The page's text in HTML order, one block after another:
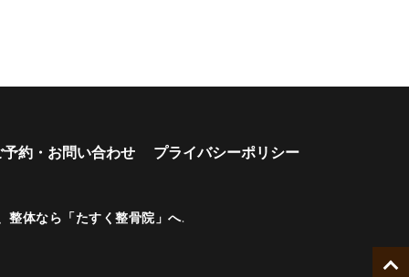
予約・お問い合わせ プライバシーポリシー
整体なら「たすく整骨院」へ.